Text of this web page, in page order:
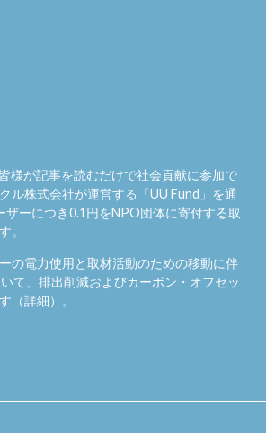
様が記事を読むだけで社会貢献に参加で
ル株式会社が運営する「UU Fund 」を通
ザーにつき0.1円をNPO団体に寄付する取
。
の電力使用と取材活動のための移動に伴
て、排出削減およびカーボン・オフセッ
（詳細）。